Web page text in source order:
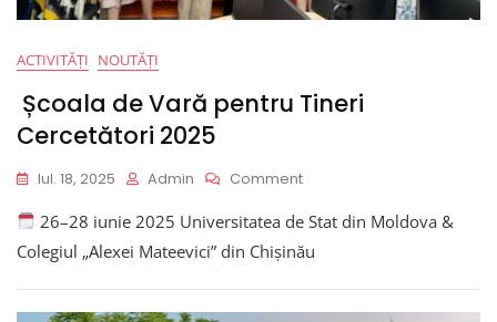
„Dialectical
And
ACTIVITĂȚI NOUTĂȚI
Școala de Vară pentru Tineri
Cercetători 2025
Iul. 18, 2025 Admin CommentOn
De
Vară
Tineri
Cercetători
26–28 iunie 2025 Universitatea de Stat din Moldova &
Colegiul „Alexei Mateevici” din Chișinău